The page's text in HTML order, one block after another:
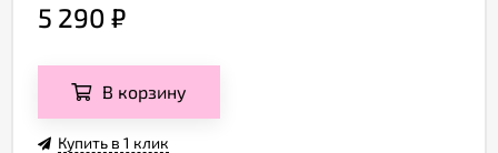
5 290 ₽
В корзину
Купить в 1 клик